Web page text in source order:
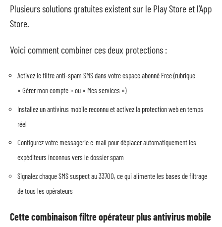
Plusieurs solutions gratuites existent sur le Play Store et l’App
Store.
Voici comment combiner ces deux protections :
Activez le filtre anti-spam SMS dans votre espace abonné Free (rubrique
« Gérer mon compte » ou « Mes services »)
Installez un antivirus mobile reconnu et activez la protection web en temps
réel
Configurez votre messagerie e-mail pour déplacer automatiquement les
expéditeurs inconnus vers le dossier spam
Signalez chaque SMS suspect au 33700, ce qui alimente les bases de filtrage
de tous les opérateurs
Cette combinaison filtre opérateur plus antivirus mobile